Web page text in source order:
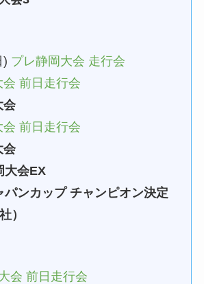
) プレ静岡大会 走行会
会 前日走行会
会
会 前日走行会
会
大会EX
パンカップ チャンピオン決定
）
会 前日走行会